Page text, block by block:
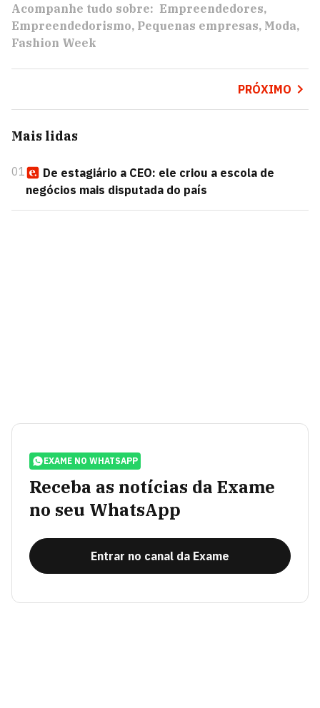
Acompanhe tudo sobre: Empreendedores
Empreendedorismo Pequenas empresas Moda
Fashion Week
PRÓXIMO
Mais lidas
01
De estagiário a CEO: ele criou a escola de
negócios mais disputada do país
EXAME NO WHATSAPP
Receba as notícias da Exame
no seu WhatsApp
Entrar no canal da Exame